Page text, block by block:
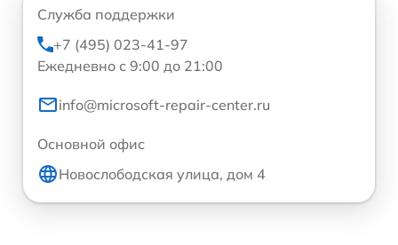
Служба поддержки
+7 (495) 023-41-97
Ежедневно с 9:00 до 21:00
info@microsoft-repair-center.ru
Основной офис
Новослободская улица, дом 4